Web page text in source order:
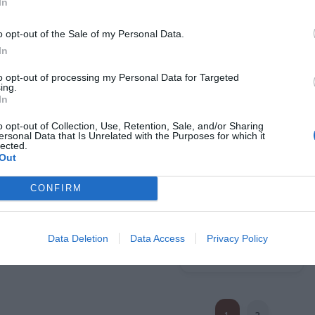
opt-out of the Sale of my Personal Data.
opt-out of processing my Personal Data for Targeted
opt-out of Collection, Use, Retention, Sale, and/or Sharing
Data that Is Unrelated with the Purposes for which it
CONFIRM
Data Deletion Data Access Privacy Policy
Cáñamo Grande
€ 32,95 €
]
Monedero 100% Cáñamo
3,60 € 4,50 €
Ver producto
Monedero
Ver